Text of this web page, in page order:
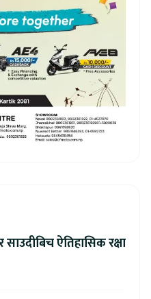
साउदीबिच ऐतिहासिक रक्षा